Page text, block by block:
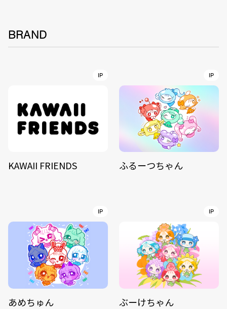
BRAND
IP
KAWAII FRIENDS
IP
ふるーつちゃん
IP
あめちゅん
IP
ぶーけちゃん